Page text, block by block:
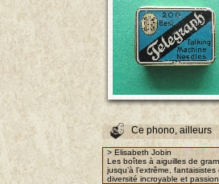
Ce phono, ailleurs
> Elisabeth Jobin
Les boîtes à aiguilles de
jusqu’à l’extrême,
diversité incroyable et